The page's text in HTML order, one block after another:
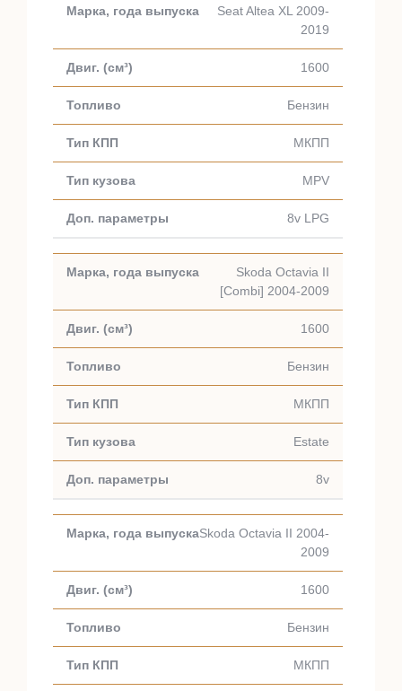
Seat Altea XL 2009-
2019
1600
Бензин
МКПП
MPV
8v LPG
Skoda Octavia II
[Combi] 2004-2009
1600
Бензин
МКПП
Estate
8v
Skoda Octavia II 2004-
2009
1600
Бензин
МКПП